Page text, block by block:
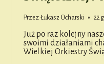
Przez Łukasz Ocharski 22
Już po raz kolejny
swoimi działaniami
Wielkiej Orkiestry